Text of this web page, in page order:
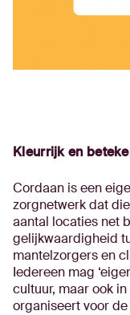
Kleurrijk en
Cordaan is een
zorgnetwerk dat
aantal locaties net
gelijkwaardigheid
mantelzorgers en
Iedereen mag
cultuur, maar ook
organiseert voor